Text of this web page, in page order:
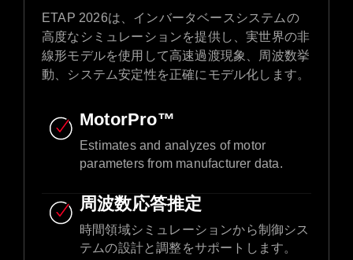
ETAP 2026は、インバータベースシステムの
高度なシミュレーションを提供し、実世界の非
線形モデルを使用して高速過渡現象、周波数挙
動、システム安定性を正確にモデル化します。
MotorPro™
Estimates and analyzes of motor
parameters from manufacturer data.​
周波数応答推定
時間領域シミュレーションから制御シス
テムの設計と調整をサポートします。